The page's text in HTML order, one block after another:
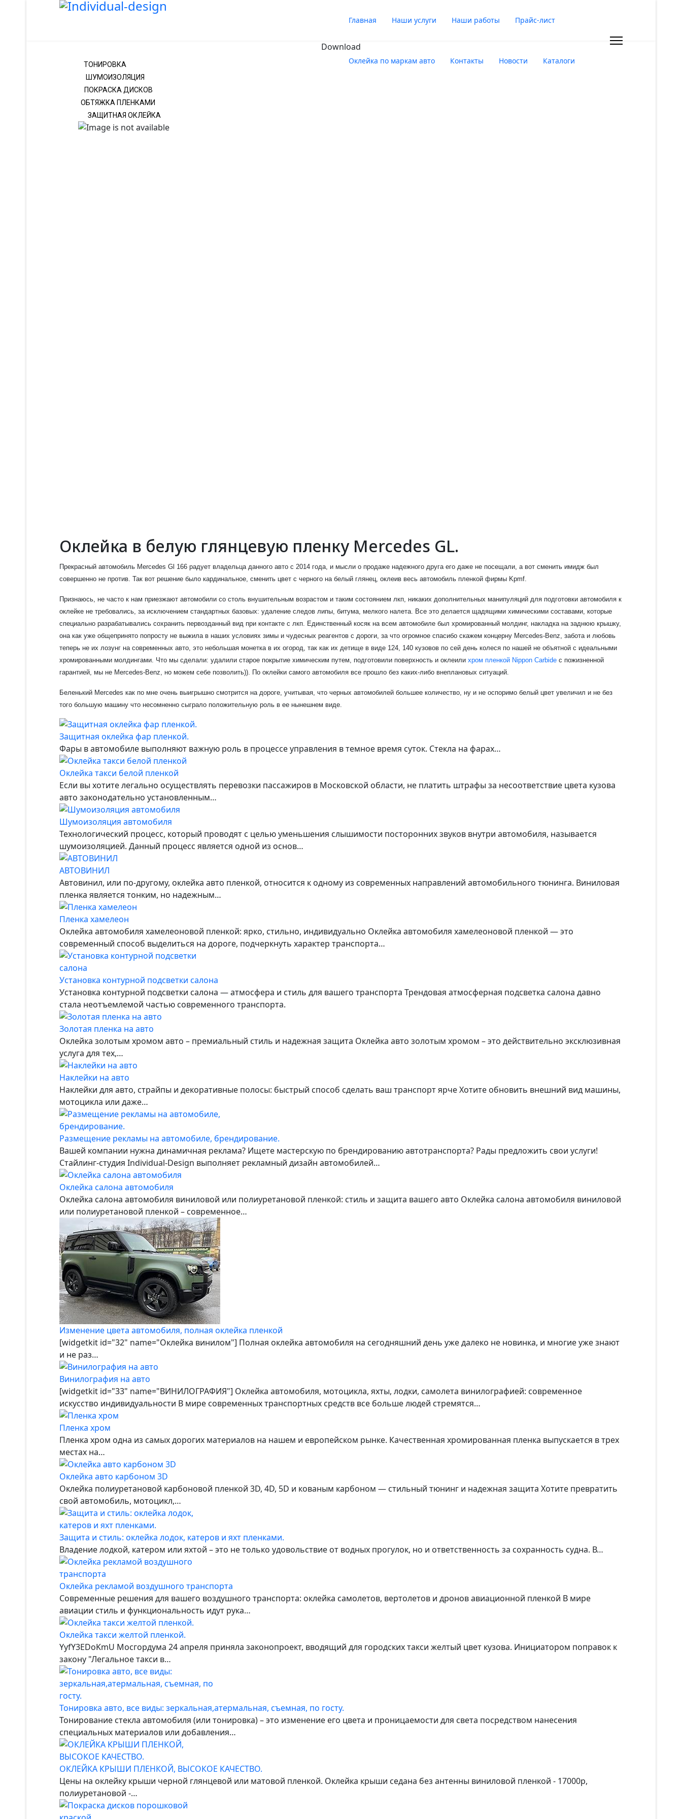
Главная Наши услуги Наши работы Прайс-лист
Оклейка по маркам авто Контакты Новости Каталоги
Download
ТОНИРОВКА
ШУМОИЗОЛЯЦИЯ
ПОКРАСКА ДИСКОВ
ОБТЯЖКА ПЛЕНКАМИ
ЗАЩИТНАЯ ОКЛЕЙКА
Оклейка в белую глянцевую пленку Mercedes GL.
Прекрасный автомобиль Mercedes Gl 166 радует владельца данного авто с 2014 года, и мысли о продаже надежного друга его даже не посещали, а вот сменить имидж был
совершенно не против. Так вот решение было кардинальное, сменить цвет с черного на белый глянец, оклеив весь автомобиль пленкой фирмы Kpmf.
Признаюсь, не часто к нам приезжают автомобили со столь внушительным возрастом и таким состоянием лкп, никаких дополнительных манипуляций для подготовки автомобиля к
оклейке не требовались, за исключением стандартных базовых: удаление следов липы, битума, мелкого налета. Все это делается щадящими химическими составами, которые
специально разрабатывались сохранить первозданный вид при контакте с лкп. Единственный косяк на всем автомобиле был хромированный молдинг, накладка на заднюю крышку,
она как уже общепринято попросту не выжила в наших условиях зимы и чудесных реагентов с дороги, за что огромное спасибо скажем концерну Mercedes-Benz, забота и любовь
теперь не их лозунг на современных авто, это небольшая монетка в их огород, так как их детище в виде 124, 140 кузовов по сей день колеся по нашей не объятной с идеальными
хромированными молдингами. Что мы сделали: удалили старое покрытие химическим путем, подготовили поверхность и оклеили хром пленкой Nippon Carbide с пожизненной
гарантией, мы не Mercedes-Benz, но можем себе позволить)). По оклейки самого автомобиля все прошло без каких-либо внеплановых ситуаций.
Беленький Mercedes как по мне очень выигрышно смотрится на дороге, учитывая, что черных автомобилей большее количество, ну и не оспоримо белый цвет увеличил и не без
того большую машину что несомненно сыграло положительную роль в ее нынешнем виде.
Защитная оклейка фар пленкой.
Фары в автомобиле выполняют важную роль в процессе управления в темное время суток. Стекла на фарах…
Оклейка такси белой пленкой
Если вы хотите легально осуществлять перевозки пассажиров в Московской области, не платить штрафы за несоответствие цвета кузова
авто законодательно установленным…
Шумоизоляция автомобиля
Технологический процесс, который проводят с целью уменьшения слышимости посторонних звуков внутри автомобиля, называется
шумоизоляцией. Данный процесс является одной из основ…
АВТОВИНИЛ
Автовинил, или по-другому, оклейка авто пленкой, относится к одному из современных направлений автомобильного тюнинга. Виниловая
пленка является тонким, но надежным…
Пленка хамелеон
Оклейка автомобиля хамелеоновой пленкой: ярко, стильно, индивидуально Оклейка автомобиля хамелеоновой пленкой — это
современный способ выделиться на дороге, подчеркнуть характер транспорта…
Установка контурной подсветки салона
Установка контурной подсветки салона — атмосфера и стиль для вашего транспорта Трендовая атмосферная подсветка салона давно
стала неотъемлемой частью современного транспорта.
Золотая пленка на авто
Оклейка золотым хромом авто – премиальный стиль и надежная защита Оклейка авто золотым хромом – это действительно эксклюзивная
услуга для тех,…
Наклейки на авто
Наклейки для авто, страйпы и декоративные полосы: быстрый способ сделать ваш транспорт ярче Хотите обновить внешний вид машины,
мотоцикла или даже…
Размещение рекламы на автомобиле, брендирование.
Вашей компании нужна динамичная реклама? Ищете мастерскую по брендированию автотранспорта? Рады предложить свои услуги!
Стайлинг-студия Individual-Design выполняет рекламный дизайн автомобилей…
Оклейка салона автомобиля
Оклейка салона автомобиля виниловой или полиуретановой пленкой: стиль и защита вашего авто Оклейка салона автомобиля виниловой
или полиуретановой пленкой – современное…
Изменение цвета автомобиля, полная оклейка пленкой
[widgetkit id="32" name="Оклейка винилом"] Полная оклейка автомобиля на сегодняшний день уже далеко не новинка, и многие уже знают
и не раз…
Винилография на авто
[widgetkit id="33" name="ВИНИЛОГРАФИЯ"] Оклейка автомобиля, мотоцикла, яхты, лодки, самолета винилографией: современное
искусство индивидуальности В мире современных транспортных средств все больше людей стремятся…
Пленка хром
Пленка хром одна из самых дорогих материалов на нашем и европейском рынке. Качественная хромированная пленка выпускается в трех
местах на…
Оклейка авто карбоном 3D
Оклейка полиуретановой карбоновой пленкой 3D, 4D, 5D и кованым карбоном — стильный тюнинг и надежная защита Хотите превратить
свой автомобиль, мотоцикл,…
Защита и стиль: оклейка лодок, катеров и яхт пленками.
Владение лодкой, катером или яхтой – это не только удовольствие от водных прогулок, но и ответственность за сохранность судна. В…
Оклейка рекламой воздушного транспорта
Современные решения для вашего воздушного транспорта: оклейка самолетов, вертолетов и дронов авиационной пленкой В мире
авиации стиль и функциональность идут рука…
Оклейка такси желтой пленкой.
YyfY3EDoKmU Мосгордума 24 апреля приняла законопроект, вводящий для городских такси желтый цвет кузова. Инициатором поправок к
закону "Легальное такси в…
Тонировка авто, все виды: зеркальная,атермальная, съемная, по госту.
Тонирование стекла автомобиля (или тонировка) – это изменение его цвета и проницаемости для света посредством нанесения
специальных материалов или добавления…
ОКЛЕЙКА КРЫШИ ПЛЕНКОЙ, ВЫСОКОЕ КАЧЕСТВО.
Цены на оклейку крыши черной глянцевой или матовой пленкой. Оклейка крыши седана без антенны виниловой пленкой - 17000р,
полиуретановой -…